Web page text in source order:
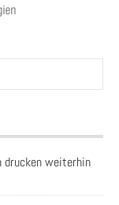
drucken weiterhin